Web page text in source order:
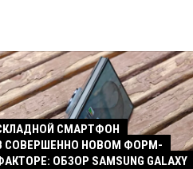
СМАРТФОН
СОВЕРШЕННО НОВОМ ФОРМ-
ОБЗОР SAMSUNG GALAXY